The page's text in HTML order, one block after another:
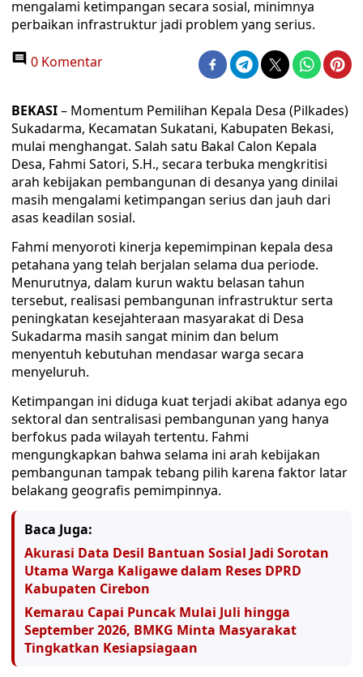
mengalami ketimpangan secara sosial, minimnya
perbaikan infrastruktur jadi problem yang serius.
0 Komentar
BEKASI– Momentum Pemilihan Kepala Desa (Pilkades)
Sukadarma, Kecamatan Sukatani, Kabupaten Bekasi,
mulai menghangat. Salah satu Bakal Calon Kepala
Desa, Fahmi Satori, S.H., secara terbuka mengkritisi
arah kebijakan pembangunan di desanya yang dinilai
masih mengalami ketimpangan serius dan jauh dari
asas keadilan sosial.
Fahmi menyoroti kinerja kepemimpinan kepala desa
petahana yang telah berjalan selama dua periode.
Menurutnya, dalam kurun waktu belasan tahun
tersebut, realisasi pembangunan infrastruktur serta
peningkatan kesejahteraan masyarakat di Desa
Sukadarma masih sangat minim dan belum
menyentuh kebutuhan mendasar warga secara
menyeluruh.
Ketimpangan ini diduga kuat terjadi akibat adanya ego
sektoral dan sentralisasi pembangunan yang hanya
berfokus pada wilayah tertentu. Fahmi
mengungkapkan bahwa selama ini arah kebijakan
pembangunan tampak tebang pilih karena faktor latar
belakang geografis pemimpinnya.
Baca Juga:
Akurasi Data Desil Bantuan Sosial Jadi Sorotan
Utama Warga Kaligawe dalam Reses DPRD
Kabupaten Cirebon
Kemarau Capai Puncak Mulai Juli hingga
September 2026, BMKG Minta Masyarakat
Tingkatkan Kesiapsiagaan